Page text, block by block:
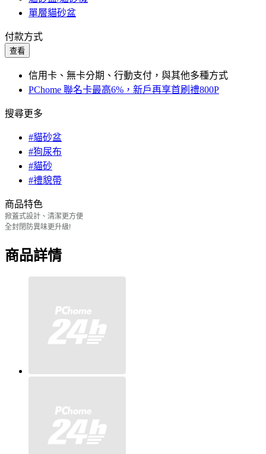
單層貓砂盆
付款方式
查看
信用卡、無卡分期、行動支付，與其他多種方式
PChome 聯名卡最高6%，新戶再享首刷禮800P
搜尋更多
#貓砂盆
#狗尿布
#貓砂
#禮貌帶
商品特色
掀蓋式設計、清潔更方便
全封閉防異味更升級!
商品詳情